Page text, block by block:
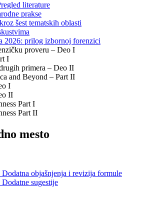
literature
prakse
šest tematskih oblasti
2026: prilog izbornoj forenzici
proveru – Deo I
I
primera – Deo II
and Beyond – Part II
I
II
Part I
Part II
mesto
objašnjenja i revizija formule
sugestije